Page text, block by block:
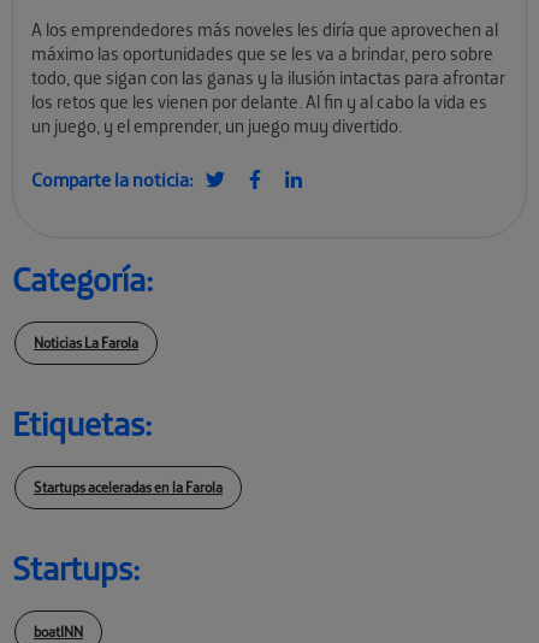
A los emprendedores más noveles les diría que aprovechen al
máximo las oportunidades que se les va a brindar, pero sobre
todo, que sigan con las ganas y la ilusión intactas para afrontar
los retos que les vienen por delante. Al fin y al cabo la vida es
un juego, y el emprender, un juego muy divertido.
Comparte la noticia:
Categoría:
Noticias La Farola
Etiquetas:
Startups aceleradas en la Farola
Startups:
boatINN